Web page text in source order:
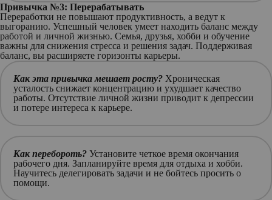
Привычка №3: Перерабатывать
Переработки не повышают продуктивность, а ведут к
выгоранию. Успешный человек умеет находить баланс между
работой и личной жизнью. Семья, друзья, хобби и обучение
важны для снижения стресса и решения задач. Поддерживая
баланс, вы расширяете горизонты карьеры.
Как эта привычка мешает росту? Хроническая
усталость снижает концентрацию и ухудшает качество
работы. Отсутствие личной жизни приводит к депрессии
и потере интереса к карьере.
Как перебороть? Установите четкое время окончания
рабочего дня. Запланируйте время для отдыха и хобби.
Научитесь делегировать задачи и не бойтесь просить о
помощи.